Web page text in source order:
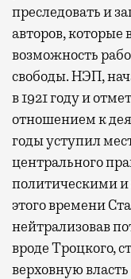
преследовать и
авторов,
возможность
свободы. НЭП,
в 1921 году и
отношением к
годы уступил
центрального
политическими
этого времени
нейтрализовав
вроде Троцкого,
верховную